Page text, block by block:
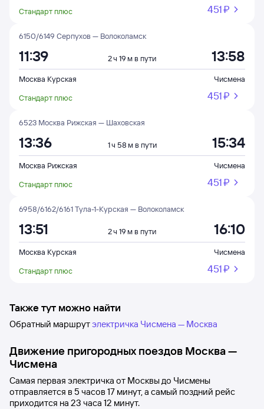
Стандарт плюс
451 ⁠₽
6150/6149 Серпухов — Волоколамск
11:39 2 ч 19 м в пути 13:58
Москва Курская
Чисмена
Стандарт плюс
451 ⁠₽
6523 Москва Рижская — Шаховская
13:36 1 ч 58 м в пути 15:34
Москва Рижская
Чисмена
Стандарт плюс
451 ⁠₽
6958/6162/6161 Тула-1-Курская — Волоколамск
13:51 2 ч 19 м в пути 16:10
Москва Курская
Чисмена
Стандарт плюс
451 ⁠₽
Также тут можно найти
Обратный маршрутэлектричка Чисмена — Москва
Движение пригородных поездов Москва—
Чисмена
Самая первая электричка от Москвыдо Чисмены
отправляется в 5 часов 17 минут, а самый поздний рейс
приходится на 23 часа 12 минут.